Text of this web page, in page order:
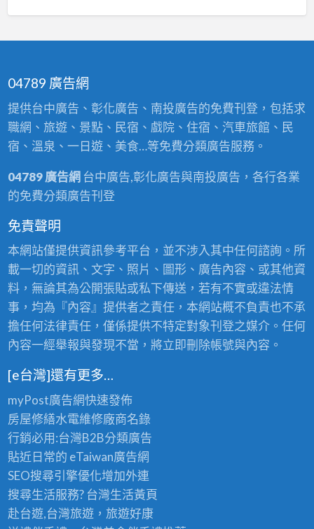
04789 廣告網
提供台中廣告、彰化廣告、南投廣告的免費刊登，包括求
職網、旅遊、景點、民宿、戲院、住宿、汽車旅館、民
宿、溫泉、一日遊、美食…等免費分類廣告服務。
04789 廣告網台中廣告,彰化廣告與南投廣告，各行各業
的免費分類廣告刊登
免責聲明
本網站僅提供資訊參考平台，並不涉入其中任何諮詢。所
載一切的資訊、文字、照片、圖形、廣告內容、或其他資
料，無論其為公開張貼或私下傳送，若有不實或違法情
事，均為『內容』提供者之責任，本網站概不負責也不承
擔任何法律責任，僅係提供不特定對象刊登之媒介。任何
內容一經舉報與發現不當，將立即刪除帳號與內容。
[e台灣]還有更多…
myPost廣告網快速發佈
房屋修繕水電維修廠商名錄
行銷必用:台灣B2B分類廣告
貼近日常的 eTaiwan廣告網
SEO搜尋引擎優化增加外連
搜尋生活服務? 台灣生活黃頁
赴台遊,台灣旅遊，旅遊好康